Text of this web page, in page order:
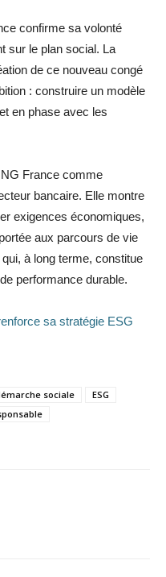
confirme sa volonté
sur le plan social. La
de ce nouveau congé
: construire un modèle
en phase avec les
France comme
bancaire. Elle montre
exigences économiques,
aux parcours de vie
à long terme, constitue
performance durable.
sa stratégie ESG
sociale
ESG